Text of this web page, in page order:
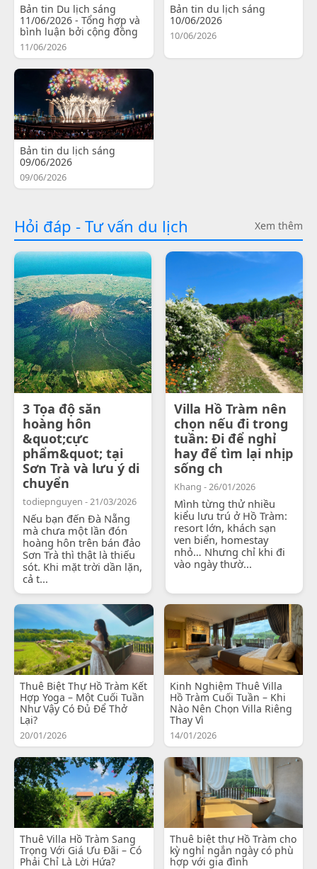
Bản tin Du lịch sáng
11/06/2026 - Tổng hợp và
bình luận bởi cộng đồng
11/06/2026
Bản tin du lịch sáng
10/06/2026
10/06/2026
Bản tin du lịch sáng
09/06/2026
09/06/2026
Hỏi đáp - Tư vấn du lịch Xem thêm
3 Tọa độ săn
hoàng hôn
&quot;cực
phẩm&quot; tại
Sơn Trà và lưu ý di
chuyển
todiepnguyen - 21/03/2026
Nếu bạn đến Đà Nẵng
mà chưa một lần đón
hoàng hôn trên bán đảo
Sơn Trà thì thật là thiếu
sót. Khi mặt trời dần lặn,
cả t...
Villa Hồ Tràm nên
chọn nếu đi trong
tuần: Đi để nghỉ
hay để tìm lại nhịp
sống ch
Khang - 26/01/2026
Mình từng thử nhiều
kiểu lưu trú ở Hồ Tràm:
resort lớn, khách sạn
ven biển, homestay
nhỏ… Nhưng chỉ khi đi
vào ngày thườ...
Thuê Biệt Thự Hồ Tràm Kết
Hợp Yoga – Một Cuối Tuần
Như Vậy Có Đủ Để Thở
Lại?
20/01/2026
Kinh Nghiệm Thuê Villa
Hồ Tràm Cuối Tuần – Khi
Nào Nên Chọn Villa Riêng
Thay Vì
14/01/2026
Thuê Villa Hồ Tràm Sang
Trọng Với Giá Ưu Đãi – Có
Phải Chỉ Là Lời Hứa?
Thuê biệt thự Hồ Tràm cho
kỳ nghỉ ngắn ngày có phù
hợp với gia đình